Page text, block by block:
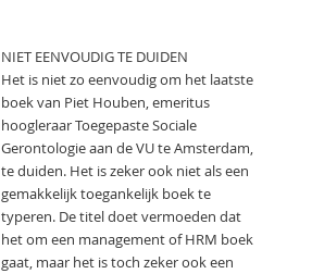
NIET EENVOUDIG TE DUIDEN
Het is niet zo eenvoudig om het laatste
boek van Piet Houben, emeritus
hoogleraar Toegepaste Sociale
Gerontologie aan de VU te Amsterdam,
te duiden. Het is zeker ook niet als een
gemakkelijk toegankelijk boek te
typeren. De titel doet vermoeden dat
het om een management of HRM boek
gaat, maar het is toch zeker ook een